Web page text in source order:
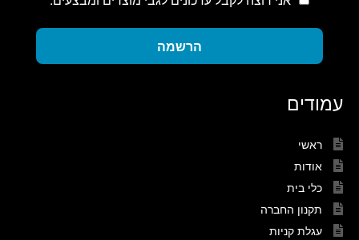
הרשמה
עמודים
ראשי
אודות
כלי בית
תקנון החברה
עגלת קניות